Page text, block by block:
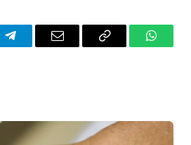
TelegramEmail
Copy